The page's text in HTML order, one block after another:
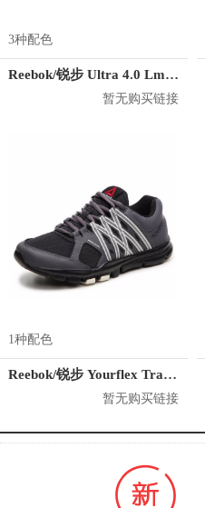
3种配色
Reebok/锐步 Ultra 4.0 Lm 训练鞋
暂无购买链接
1种配色
Reebok/锐步 Yourflex Trainette 8.0L MT 训练鞋
暂无购买链接